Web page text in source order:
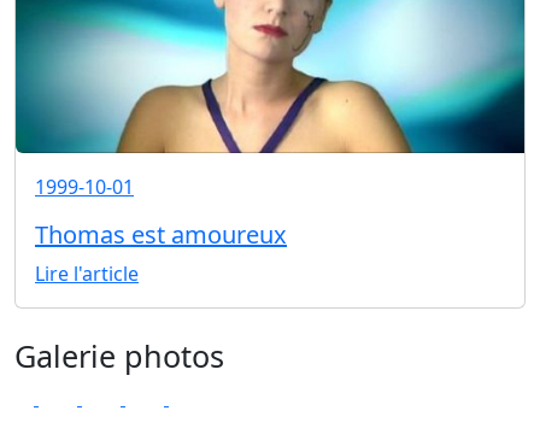
1999-10-01
Thomas est amoureux
Lire l'article
Galerie photos